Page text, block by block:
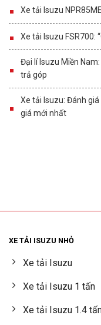
Xe tải Isuzu
Xe tải Isuzu FSR700:
Đại lí Isuzu Miền
trả góp
Xe tải Isuzu: Đánh
giá mới nhất
XE TẢI ISUZU NHỎ
Xe tải Isuzu
Xe tải Isuzu 1 tấn
Xe tải Isuzu 1.4